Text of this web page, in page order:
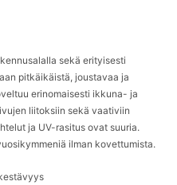
sekä erityisesti
pitkäikäistä, joustavaa ja
erinomaisesti ikkuna- ja
liitoksiin sekä vaativiin
ja UV-rasitus ovat suuria.
ilman kovettumista.